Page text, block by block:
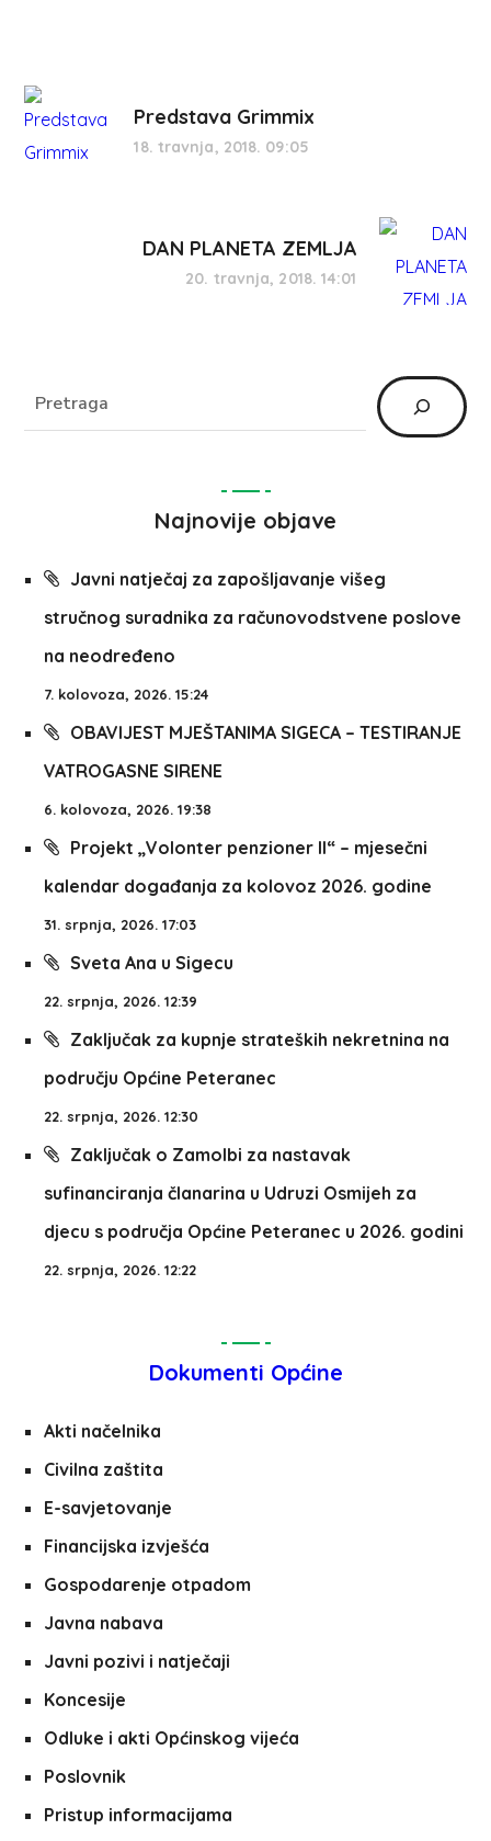
Predstava Grimmix
18. travnja, 2018. 09:05
DAN PLANETA ZEMLJA
20. travnja, 2018. 14:01
Najnovije objave
Javni natječaj za zapošljavanje višeg
stručnog suradnika za računovodstvene poslove
na neodređeno
7. kolovoza, 2026. 15:24
OBAVIJEST MJEŠTANIMA SIGECA – TESTIRANJE
VATROGASNE SIRENE
6. kolovoza, 2026. 19:38
Projekt „Volonter penzioner II“ – mjesečni
kalendar događanja za kolovoz 2026. godine
31. srpnja, 2026. 17:03
Sveta Ana u Sigecu
22. srpnja, 2026. 12:39
Zaključak za kupnje strateških nekretnina na
području Općine Peteranec
22. srpnja, 2026. 12:30
Zaključak o Zamolbi za nastavak
sufinanciranja članarina u Udruzi Osmijeh za
djecu s područja Općine Peteranec u 2026. godini
22. srpnja, 2026. 12:22
Dokumenti Općine
Akti načelnika
Civilna zaštita
E-savjetovanje
Financijska izvješća
Gospodarenje otpadom
Javna nabava
Javni pozivi i natječaji
Koncesije
Odluke i akti Općinskog vijeća
Poslovnik
Pristup informacijama